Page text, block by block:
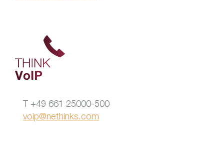
T +49 661 25000-500
voip@nethinks.com